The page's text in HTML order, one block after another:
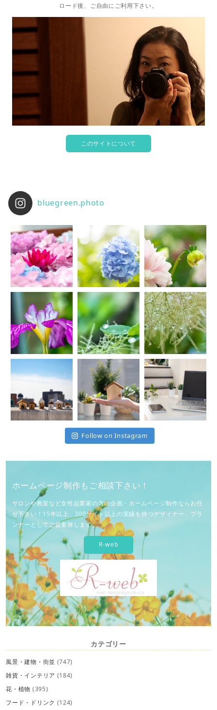
ロード後、ご自由にご利用下さい。
このサイトについて
bluegreen.photo
Follow on Instagram
ホームページ制作もご相談下さい！
サロンや教室など女性起業家の方の企画・ホームページ制作ならお任
せ下さい！15年以上、300サイト以上の実績を持つデザイナー、プラ
ンナーとしてご提案致します。
R-web
カテゴリー
風景・建物・街並 (747)
雑貨・インテリア (184)
花・植物 (395)
フード・ドリンク (124)